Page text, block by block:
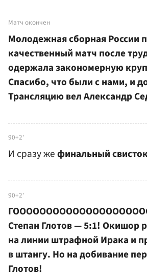
Матч окончен
Молодежная сборная России
качественный матч после
одержала закономерную
Спасибо, что были с нами, и
Трансляцию вел Александр
90+2'
И сразу жефинальный
90+2'
Степан Глотов — 5:1! Окишор
на линии штрафной Ирака и
в штангу. Но на добивание
Глотов!